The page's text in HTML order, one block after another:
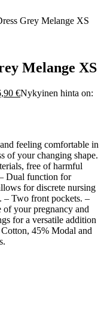
Grey Melange XS
Melange XS
€Nykyinen hinta on:
feeling comfortable in
of your changing shape.
free of harmful
Dual function for
for discrete nursing
– Two front pockets. –
your pregnancy and
for a versatile addition
45% Modal and